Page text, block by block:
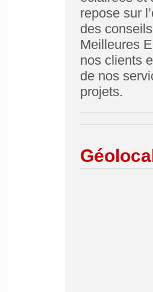
repose sur
des
Meilleures
nos clients
de nos
projets.